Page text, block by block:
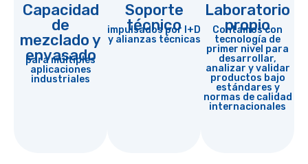
Capacidad
de
mezclado y
envasado
para múltiples
aplicaciones
industriales
Soporte
técnico
impulsados por I+D
y alianzas técnicas
Laboratorio
propio
Contamos con
tecnología de
primer nivel para
desarrollar,
analizar y validar
productos bajo
estándares y
normas de calidad
internacionales